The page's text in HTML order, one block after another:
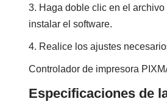
3. Haga doble clic en el
instalar el software.
4. Realice los ajustes
Controlador de impresora
Especificaciones de